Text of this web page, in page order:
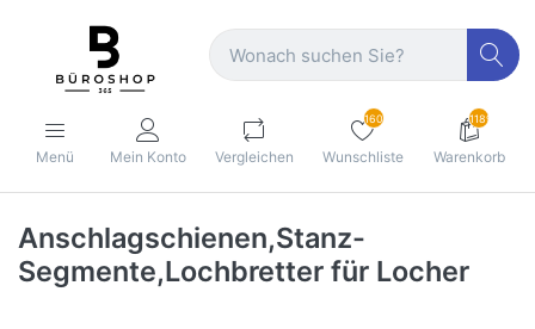
Menü Mein Konto Vergleichen
160
Wunschliste
1189
Warenkorb
Anschlagschienen,Stanz-
Segmente,Lochbretter für Locher